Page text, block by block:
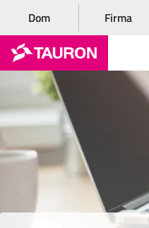
Dom Firma